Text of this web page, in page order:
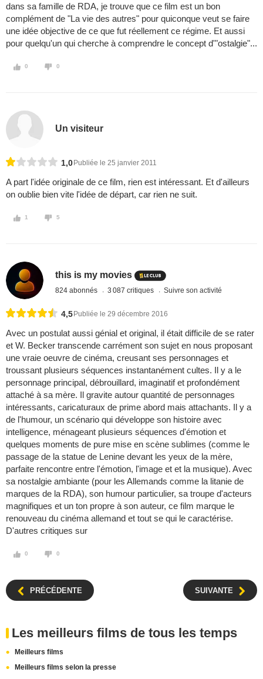
dans sa famille de RDA, je trouve que ce film est un bon
complément de "La vie des autres" pour quiconque veut se faire
une idée objective de ce que fut réellement ce régime. Et aussi
pour quelqu'un qui cherche à comprendre le concept d'"ostalgie"...
0 0
Un visiteur
1,0 Publiée le 25 janvier 2011
A part l'idée originale de ce film, rien est intéressant. Et d'ailleurs
on oublie bien vite l'idée de départ, car rien ne suit.
1 5
this is my movies
824 abonnés 3 087 critiques Suivre son activité
4,5 Publiée le 29 décembre 2016
Avec un postulat aussi génial et original, il était difficile de se rater
et W. Becker transcende carrément son sujet en nous proposant
une vraie oeuvre de cinéma, creusant ses personnages et
troussant plusieurs séquences instantanément cultes. Il y a le
personnage principal, débrouillard, imaginatif et profondément
attaché à sa mère. Il gravite autour quantité de personnages
intéressants, caricaturaux de prime abord mais attachants. Il y a
de l'humour, un scénario qui développe son histoire avec
intelligence, ménageant plusieurs séquences d'émotion et
quelques moments de pure mise en scène sublimes (comme le
passage de la statue de Lenine devant les yeux de la mère,
parfaite rencontre entre l'émotion, l'image et et la musique). Avec
sa nostalgie ambiante (pour les Allemands comme la litanie de
marques de la RDA), son humour particulier, sa troupe d'acteurs
magnifiques et un ton propre à son auteur, ce film marque le
renouveau du cinéma allemand et tout se qui le caractérise.
D'autres critiques sur
0 0
PRÉCÉDENTE SUIVANTE
Les meilleurs films de tous les temps
Meilleurs films
Meilleurs films selon la presse